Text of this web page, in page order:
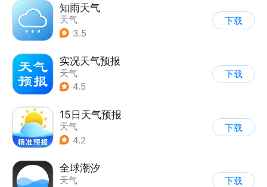
知雨天气
天气
3.5
下载
实况天气预报
天气
4.5
下载
15日天气预报
天气
4.2
下载
全球潮汐
天气
下载